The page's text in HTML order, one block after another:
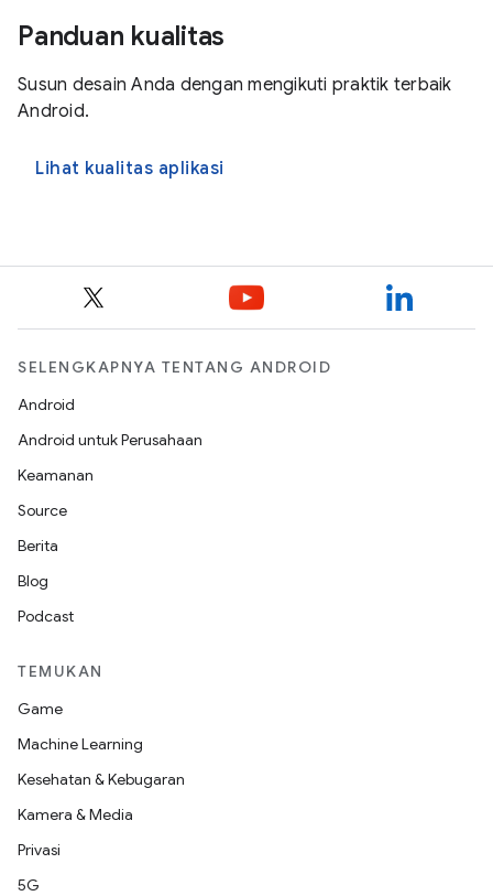
Panduan kualitas
Susun desain Anda dengan mengikuti praktik terbaik
Android.
Lihat kualitas aplikasi
SELENGKAPNYA TENTANG ANDROID
Android
Android untuk Perusahaan
Keamanan
Source
Berita
Blog
Podcast
TEMUKAN
Game
Machine Learning
Kesehatan & Kebugaran
Kamera & Media
Privasi
5G